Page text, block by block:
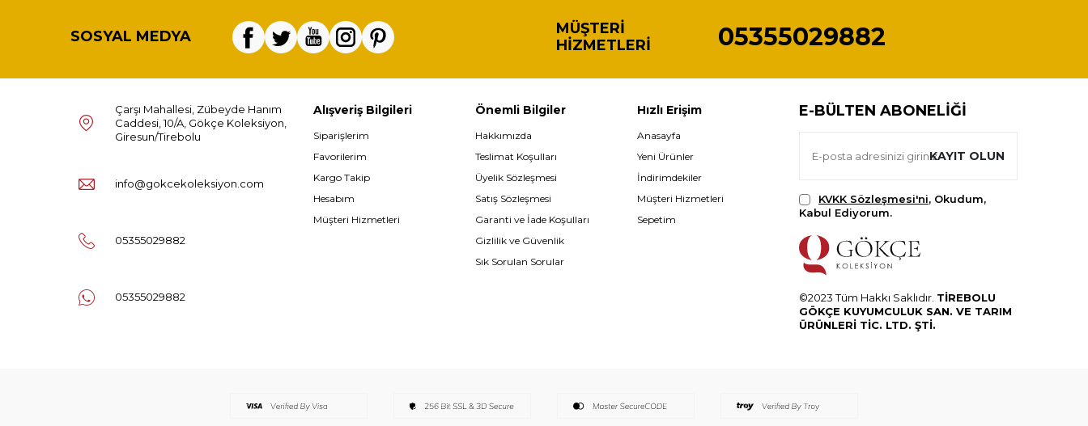
SOSYAL MEDYA
MÜŞTERI
HIZMETLERI
05355029882
Çarşı Mahallesi, Zübeyde Hanım
Caddesi, 10/A, Gökçe Koleksiyon,
Giresun/Tirebolu
info@gokcekoleksiyon.com
05355029882
05355029882
Alışveriş Bilgileri
Siparişlerim
Favorilerim
Kargo Takip
Hesabım
Müşteri Hizmetleri
Önemli Bilgiler
Hakkımızda
Teslimat Koşulları
Üyelik Sözleşmesi
Satış Sözleşmesi
Garanti ve İade Koşulları
Gizlilik ve Güvenlik
Sık Sorulan Sorular
Hızlı Erişim
Anasayfa
Yeni Ürünler
İndirimdekiler
Müşteri Hizmetleri
Sepetim
E-BÜLTEN ABONELIĞI
KAYIT OLUN
KVKK Sözleşmesi'ni, Okudum,
Kabul Ediyorum.
©2023 Tüm Hakkı Saklıdır. TİREBOLU
GÖKÇE KUYUMCULUK SAN. VE TARIM
ÜRÜNLERİ TİC. LTD. ŞTİ.